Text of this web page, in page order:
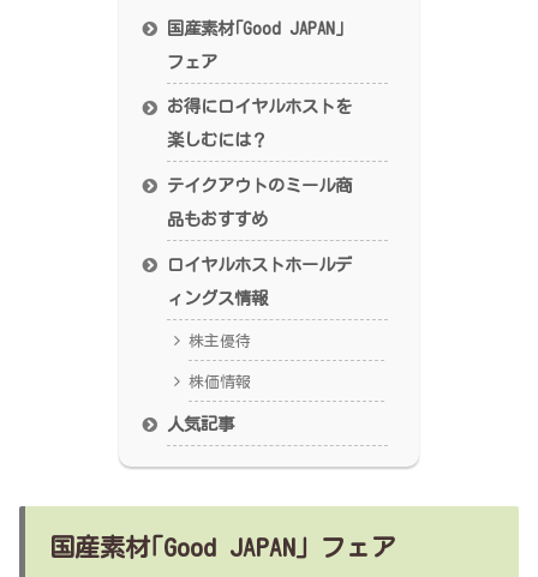
国産素材｢Good JAPAN」
フェア
お得にロイヤルホストを
楽しむには？
テイクアウトのミール商
品もおすすめ
ロイヤルホストホールデ
ィングス情報
株主優待
株価情報
人気記事
国産素材｢Good JAPAN」フェア